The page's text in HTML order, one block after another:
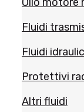
Fluidi
Fluidi
Protettivi
Altri fluidi